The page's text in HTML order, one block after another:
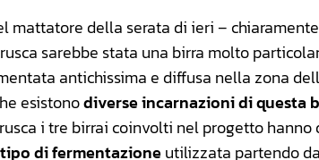
mattatore della serata di ieri –
sarebbe stata una birra molto
antichissima e diffusa nella zona
esistonodiverse incarnazioni di questa
i tre birrai coinvolti nel progetto
di fermentazioneutilizzata partendo